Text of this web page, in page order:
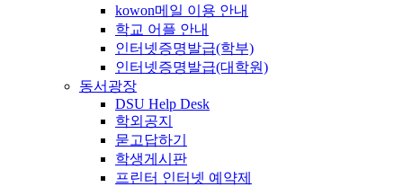
kowon메일 이용 안내
학교 어플 안내
인터넷증명발급(학부)
인터넷증명발급(대학원)
동서광장
DSU Help Desk
학외공지
묻고답하기
학생게시판
프린터 인터넷 예약제